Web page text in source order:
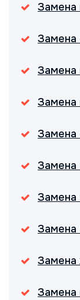
Замена
Замена
Замена
Замена
Замена
Замена
Замена
Замена
Замена
Замена